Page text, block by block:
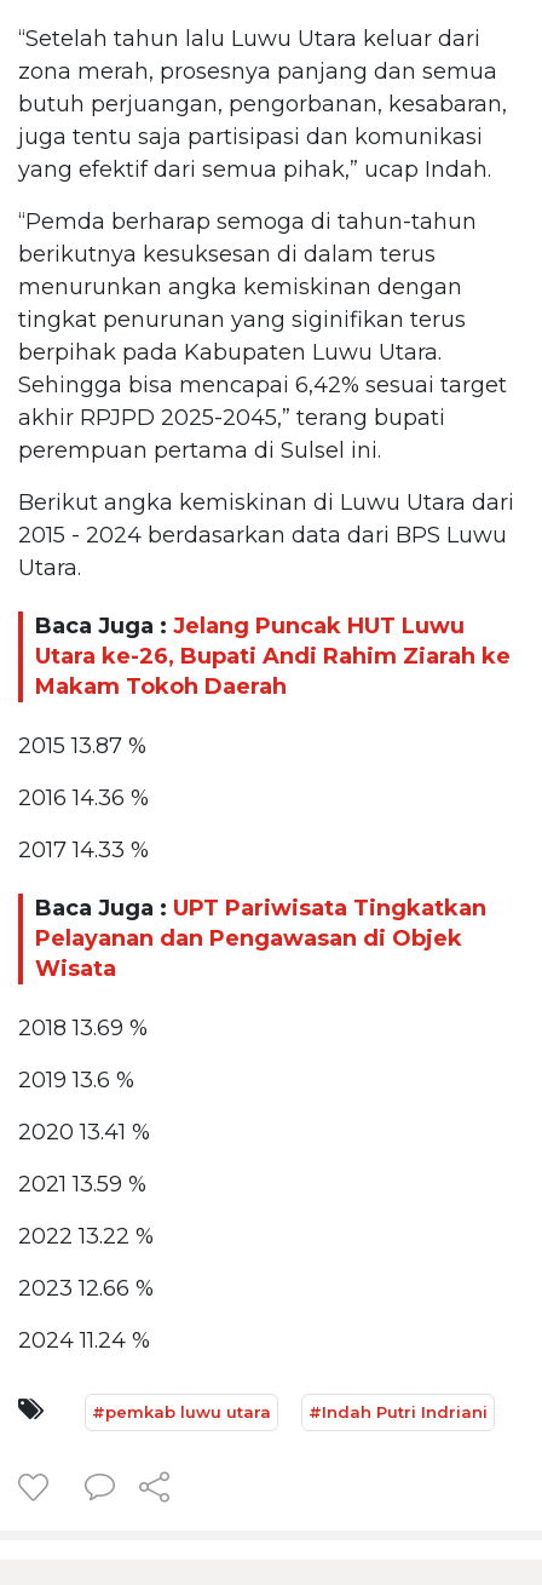
“Setelah tahun lalu Luwu Utara keluar dari
zona merah, prosesnya panjang dan semua
butuh perjuangan, pengorbanan, kesabaran,
juga tentu saja partisipasi dan komunikasi
yang efektif dari semua pihak,” ucap Indah.
“Pemda berharap semoga di tahun-tahun
berikutnya kesuksesan di dalam terus
menurunkan angka kemiskinan dengan
tingkat penurunan yang siginifikan terus
berpihak pada Kabupaten Luwu Utara.
Sehingga bisa mencapai 6,42% sesuai target
akhir RPJPD 2025-2045,” terang bupati
perempuan pertama di Sulsel ini.
Berikut angka kemiskinan di Luwu Utara dari
2015 - 2024 berdasarkan data dari BPS Luwu
Utara.
Baca Juga : Jelang Puncak HUT Luwu
Utara ke-26, Bupati Andi Rahim Ziarah ke
Makam Tokoh Daerah
2015 13.87 %
2016 14.36 %
2017 14.33 %
Baca Juga : UPT Pariwisata Tingkatkan
Pelayanan dan Pengawasan di Objek
Wisata
2018 13.69 %
2019 13.6 %
2020 13.41 %
2021 13.59 %
2022 13.22 %
2023 12.66 %
2024 11.24 %
#pemkab luwu utara #Indah Putri Indriani